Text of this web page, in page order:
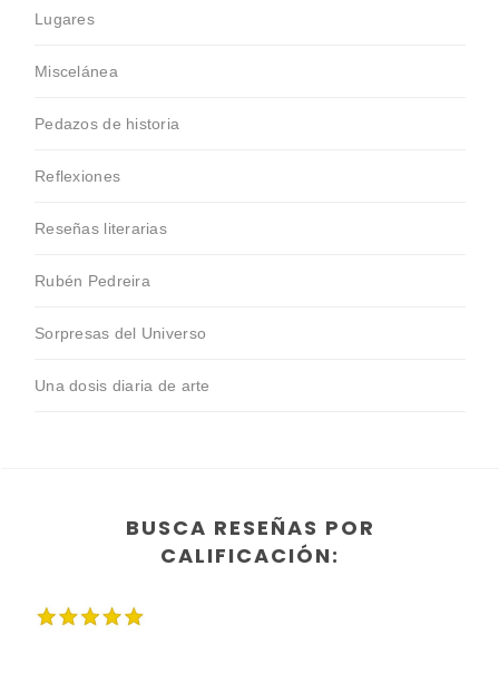
Lugares
Miscelánea
Pedazos de historia
Reflexiones
Reseñas literarias
Rubén Pedreira
Sorpresas del Universo
Una dosis diaria de arte
BUSCA RESEÑAS POR
CALIFICACIÓN: